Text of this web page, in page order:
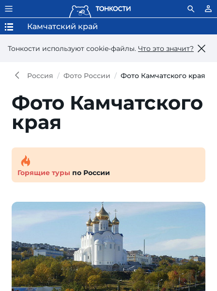
Тонкости используют сookie-файлы. Что это значит?
Камчатский край
Россия Фото России Фото Камчатского края
Фото Камчатского
края
Горящие туры по России